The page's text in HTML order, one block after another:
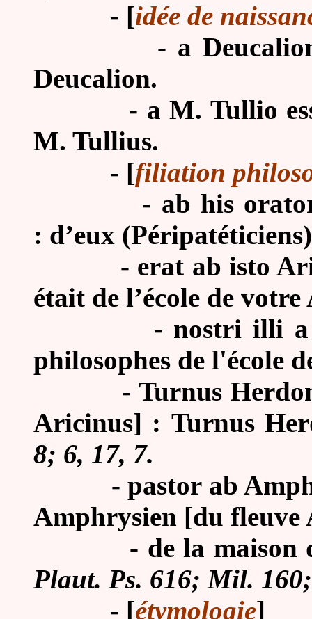
- [idée de
- a
Deucalion.
- a M. Tullio
M. Tullius.
- [filiation
- ab his
: d’eux
- erat ab isto
était de l’école de
- nostri illi a
philosophes de l'école
- Turnus
Aricinus] : Turnus
8; 6, 17, 7.
- pastor ab
Amphrysien [du fleuve
- de la maison
Plaut. Ps. 616; Mil.
- [étymologie]